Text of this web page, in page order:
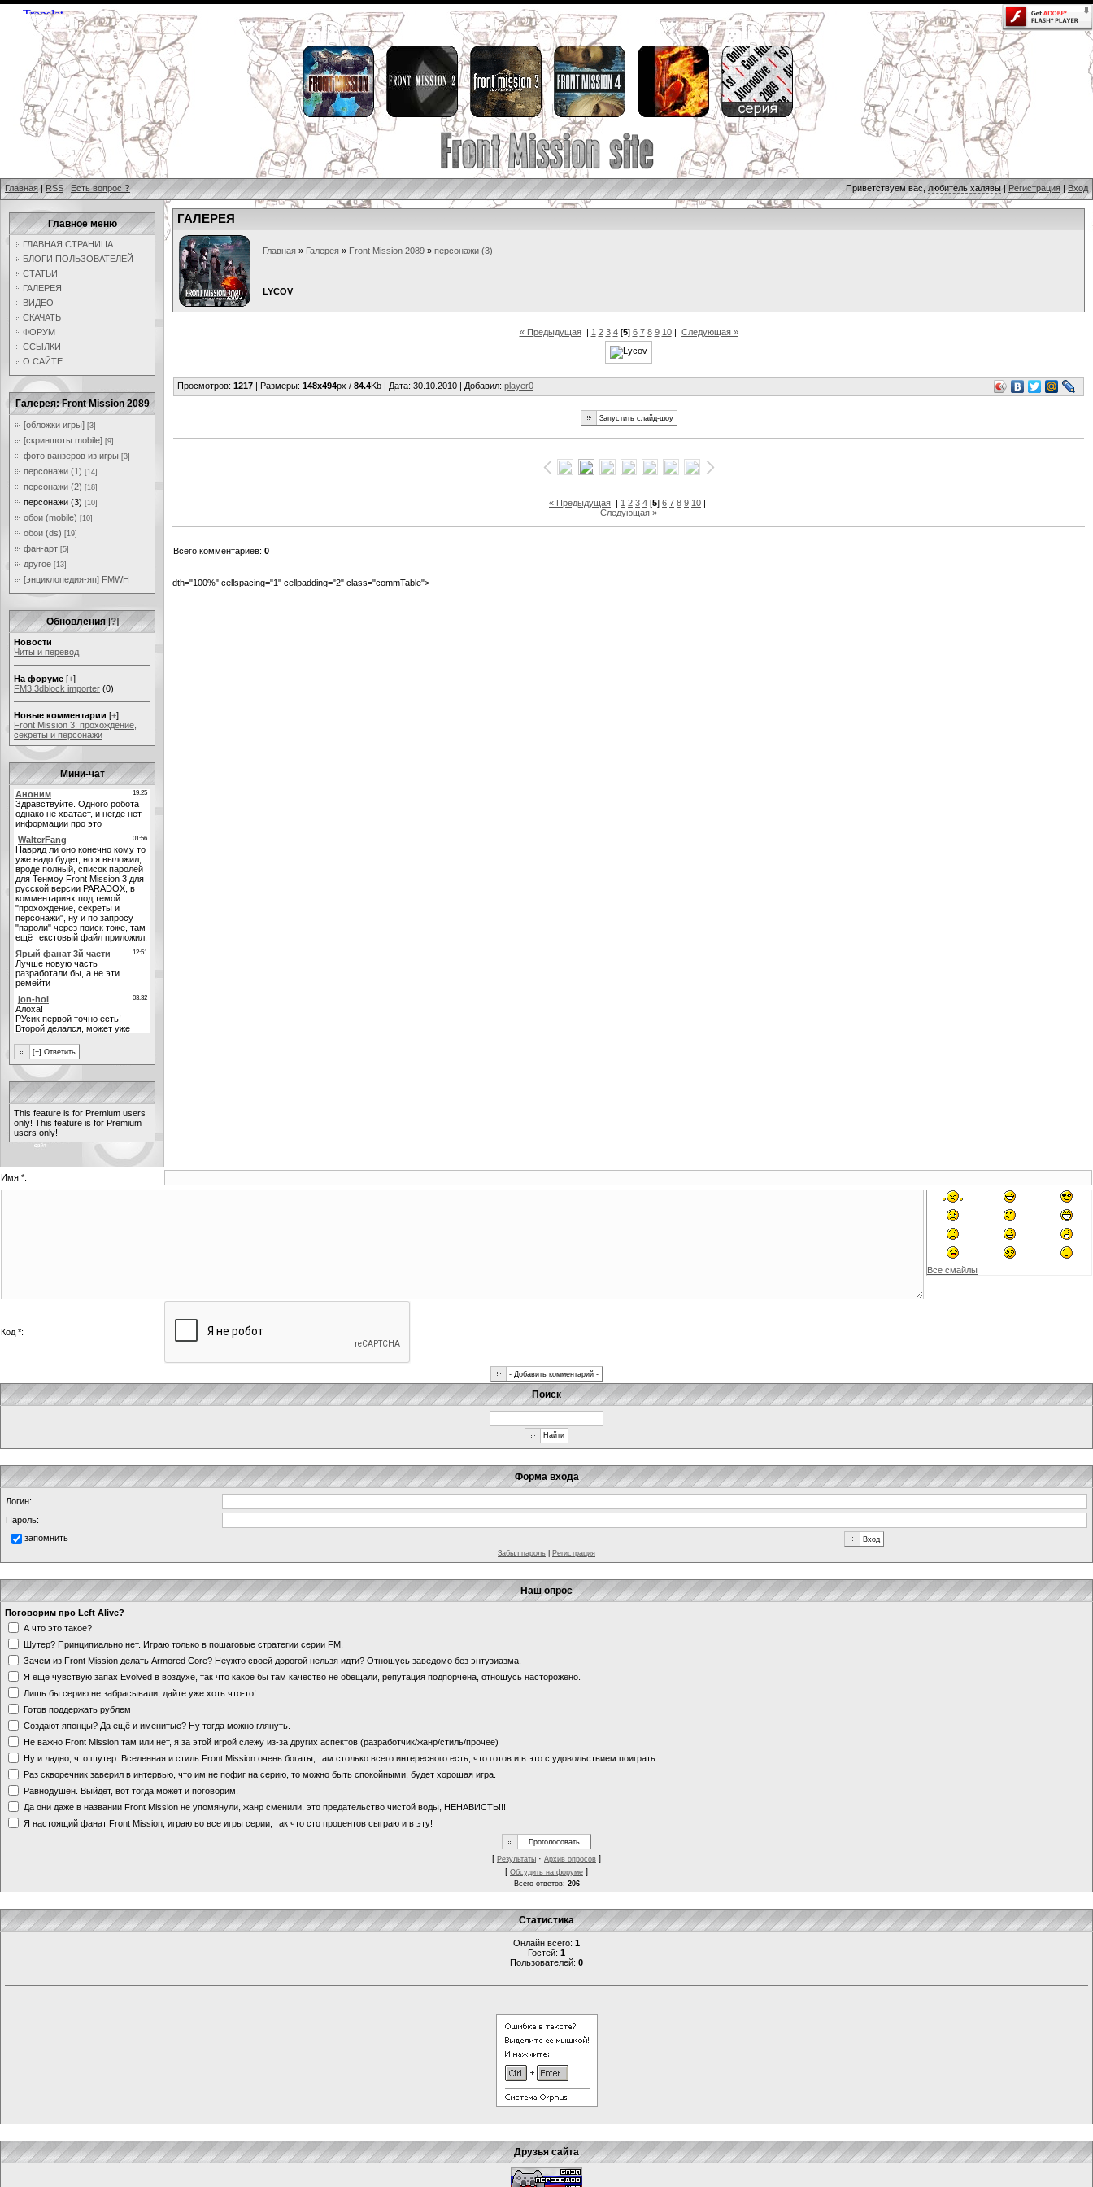
Главная | RSS | Есть вопрос ? Приветствуем вас, любитель халявы | Регистрация |Вход
Главное меню
ГЛАВНАЯ СТРАНИЦА
БЛОГИ ПОЛЬЗОВАТЕЛЕЙ
СТАТЬИ
ГАЛЕРЕЯ
ВИДЕО
СКАЧАТЬ
ФОРУМ
ССЫЛКИ
О САЙТЕ
Галерея: Front Mission 2089
[обложки игры] [3]
[скриншоты mobile] [9]
фото ванзеров из игры [3]
персонажи (1) [14]
персонажи (2) [18]
персонажи (3) [10]
обои (mobile) [10]
обои (ds) [19]
фан-арт [5]
другое [13]
[энциклопедия-яп] FMWH
Обновления [?]
Новости
Читы и перевод
На форуме [+]
FM3 3dblock importer (0)
Новые комментарии [+]
Front Mission 3: прохождение,
секреты и персонажи
Мини-чат
This feature is for Premium users
only! This feature is for Premium
users only!
ГАЛЕРЕЯ
Главная » Галерея » Front Mission 2089 » персонажи (3)
LYCOV
« Предыдущая| 1 2 3 4[5] 6 7 8 9 10| Следующая »
Просмотров: 1217 | Размеры: 148x494px / 84.4Kb | Дата: 30.10.2010 | Добавил: player0
« Предыдущая | 1 2 3 4 [5] 6 7 8 9 10 |
Следующая »
Всего комментариев: 0
dth="100%" cellspacing="1" cellpadding="2" class="commTable">
Имя *:
Все смайлы
Код *:
Поиск
Форма входа
Логин:
Пароль:
запомнить
Забыл пароль Регистрация
Наш опрос
Поговорим про Left Alive?
А что это такое?
Шутер? Принципиально нет. Играю только в пошаговые стратегии серии FM.
Зачем из Front Mission делать Armored Core? Неужто своей дорогой нельзя идти? Отношусь заведомо без энтузиазма.
Я ещё чувствую запах Evolved в воздухе, так что какое бы там качество не обещали, репутация подпорчена, отношусь насторожено.
Лишь бы серию не забрасывали, дайте уже хоть что-то!
Готов поддержать рублем
Создают японцы? Да ещё и именитые? Ну тогда можно глянуть.
Не важно Front Mission там или нет, я за этой игрой слежу из-за других аспектов (разработчик/жанр/стиль/прочее)
Ну и ладно, что шутер. Вселенная и стиль Front Mission очень богаты, там столько всего интересного есть, что готов и в это с удовольствием поиграть.
Раз скворечник заверил в интервью, что им не пофиг на серию, то можно быть спокойными, будет хорошая игра.
Равнодушен. Выйдет, вот тогда может и поговорим.
Да они даже в названии Front Mission не упомянули, жанр сменили, это предательство чистой воды, НЕНАВИСТЬ!!!
Я настоящий фанат Front Mission, играю во все игры серии, так что сто процентов сыграю и в эту!
[ Результаты · Архив опросов ]
[ Обсудить на форуме ]
Всего ответов: 206
Статистика
Онлайн всего: 1
Гостей: 1
Пользователей: 0
Друзья сайта